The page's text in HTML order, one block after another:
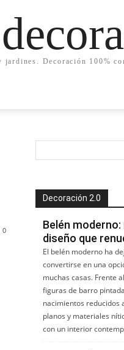
Decoración 100%
0
Decoración 2.0
Belén
diseño que
El belén moderno ha
convertirse en una
muchas casas. Frente
figuras de barro
nacimientos reducidos
planos y materiales
con un interior